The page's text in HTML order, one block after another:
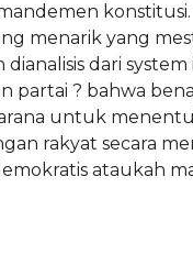
konstitusi.
menarik yang
dari system
partai ? bahwa
untuk
rakyat secara
ataukah